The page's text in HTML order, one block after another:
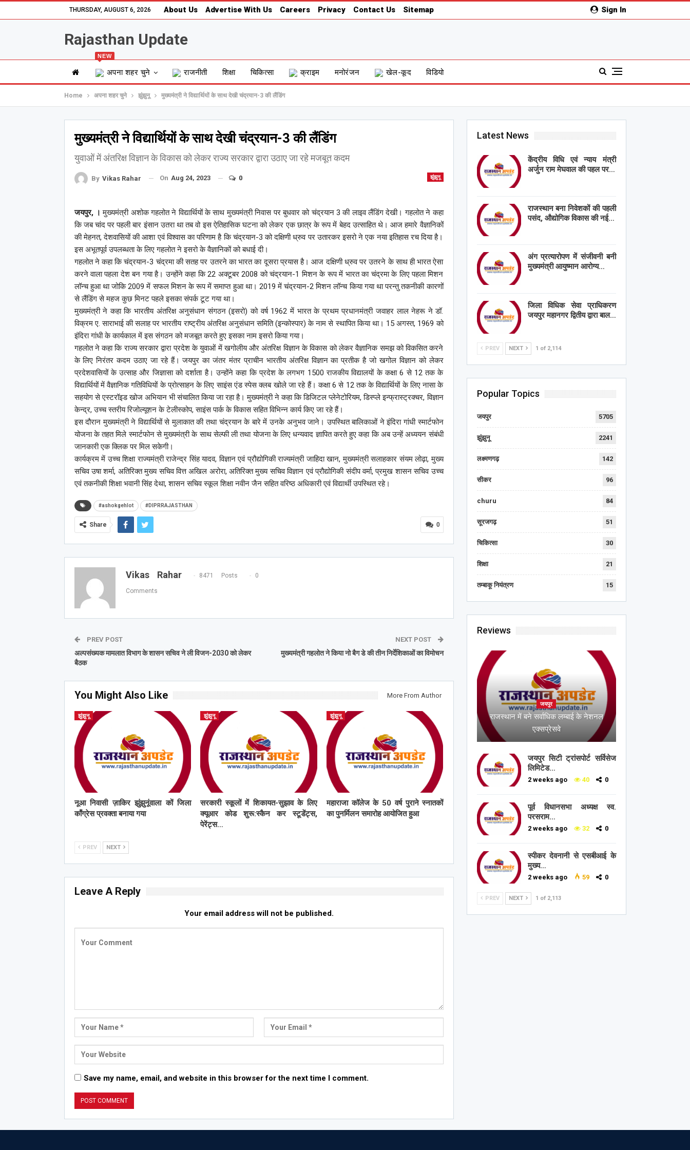
Sign In
THURSDAY, AUGUST 6, 2026 About Us Advertise With Us Careers Privacy Contact Us Sitemap
Rajasthan Update
अपना शहर चुने
NEW
राजनीती शिक्षा चिकित्सा क्राइम मनोरंजन खेल-कूद विडियो
Home अपना शहर चुने झुंझुनू मुख्यमंत्री ने विद्यार्थियों के साथ देखी चंद्रयान-3 की लैंडिंग
मुख्यमंत्री ने विद्यार्थियों के साथ देखी चंद्रयान-3 की लैंडिंग
युवाओं में अंतरिक्ष विज्ञान के विकास को लेकर राज्य सरकार द्वारा उठाए जा रहे मजबूत कदम
झुंझुनू
By Vikas Rahar On Aug 24, 2023 0
जयपुर, । मुख्यमंत्री अशोक गहलोत ने विद्यार्थियों के साथ मुख्यमंत्री निवास पर बुधवार को चंद्रयान 3 की लाइव लैंडिंग देखी। गहलोत ने कहा
कि जब चांद पर पहली बार इंसान उतरा था तब वो इस ऐतिहासिक घटना को लेकर एक छात्र के रूप में बेहद उत्साहित थे। आज हमारे वैज्ञानिकों
की मेहनत, देशवासियों की आशा एवं विश्वास का परिणाम है कि चंद्रयान-3 को दक्षिणी ध्रुव पर उतारकर इसरो ने एक नया इतिहास रच दिया है।
इस अभूतपूर्व उपलब्धता के लिए गहलोत ने इसरो के वैज्ञानिकों को बधाई दी।
गहलोत ने कहा कि चंद्रयान-3 चंद्रमा की सतह पर उतरने का भारत का दूसरा प्रयास है। आज दक्षिणी ध्रुव पर उतरने के साथ ही भारत ऐसा
करने वाला पहला देश बन गया है। उन्होंने कहा कि 22 अक्टूबर 2008 को चंद्रयान-1 मिशन के रूप में भारत का चंद्रमा के लिए पहला मिशन
लॉन्च हुआ था जोकि 2009 में सफल मिशन के रूप में समाप्त हुआ था। 2019 में चंद्रयान-2 मिशन लॉन्च किया गया था परन्तु तकनीकी कारणों
से लैंडिंग से महज कुछ मिनट पहले इसका संपर्क टूट गया था।
मुख्यमंत्री ने कहा कि भारतीय अंतरिक्ष अनुसंधान संगठन (इसरो) को वर्ष 1962 में भारत के प्रथम प्रधानमंत्री जवाहर लाल नेहरू ने डॉ.
विक्रम ए. साराभाई की सलाह पर भारतीय राष्ट्रीय अंतरिक्ष अनुसंधान समिति (इन्कोस्पार) के नाम से स्थापित किया था। 15 अगस्त, 1969 को
इंदिरा गांधी के कार्यकाल में इस संगठन को मजबूत करते हुए इसका नाम इसरो किया गया।
गहलोत ने कहा कि राज्य सरकार द्वारा प्रदेश के युवाओं में खगोलीय और अंतरिक्ष विज्ञान के विकास को लेकर वैज्ञानिक समझ को विकसित करने
के लिए निरंतर कदम उठाए जा रहे हैं। जयपुर का जंतर मंतर प्राचीन भारतीय अंतरिक्ष विज्ञान का प्रतीक है जो खगोल विज्ञान को लेकर
प्रदेशवासियों के उत्साह और जिज्ञासा को दर्शाता है। उन्होंने कहा कि प्रदेश के लगभग 1500 राजकीय विद्यालयों के कक्षा 6 से 12 तक के
विद्यार्थियों में वैज्ञानिक गतिविधियों के प्रोत्साहन के लिए साइंस एंड स्पेस क्लब खोले जा रहे हैं। कक्षा 6 से 12 तक के विद्यार्थियों के लिए नासा के
सहयोग से एस्टरॉइड खोज अभियान भी संचालित किया जा रहा है। मुख्यमंत्री ने कहा कि डिजिटल प्लेनेटोरियम, डिस्प्ले इन्फ्रास्ट्रक्चर, विज्ञान
केन्द्र, उच्च स्तरीय रिजोल्यूशन के टेलीस्कोप, साइंस पार्क के विकास सहित विभिन्न कार्य किए जा रहे हैं।
इस दौरान मुख्यमंत्री ने विद्यार्थियों से मुलाकात की तथा चंद्रयान के बारे में उनके अनुभव जाने। उपस्थित बालिकाओं ने इंदिरा गांधी स्मार्टफोन
योजना के तहत मिले स्मार्टफोन से मुख्यमंत्री के साथ सेल्फी ली तथा योजना के लिए धन्यवाद ज्ञापित करते हुए कहा कि अब उन्हें अध्ययन संबंधी
जानकारी एक क्लिक पर मिल सकेगी।
कार्यक्रम में उच्च शिक्षा राज्यमंत्री राजेन्द्र सिंह यादव, विज्ञान एवं प्रौद्योगिकी राज्यमंत्री जाहिदा खान, मुख्यमंत्री सलाहकार संयम लोढ़ा, मुख्य
सचिव उषा शर्मा, अतिरिक्त मुख्य सचिव वित्त अखिल अरोरा, अतिरिक्त मुख्य सचिव विज्ञान एवं प्रौद्योगिकी संदीप वर्मा, प्रमुख शासन सचिव उच्च
एवं तकनीकी शिक्षा भवानी सिंह देथा, शासन सचिव स्कूल शिक्षा नवीन जैन सहित वरिष्ठ अधिकारी एवं विद्यार्थी उपस्थित रहे।
#ashokgehlot #DIPRRAJASTHAN
0
Share
Vikas Rahar 8471 Posts 0
Comments
PREV POST
अल्पसंख्यक मामलात विभाग के शासन सचिव ने ली विजन-2030 को लेकर
बैठक
NEXT POST
मुख्यमंत्री गहलोत ने किया नो बैग डे की तीन निर्देशिकाओं का विमोचन
You Might Also Like More From Author
झुंझुनू
नूआ निवासी ज़ाकिर झुंझुनूंवाला कों जिला
काँग्रेस प्रवक्ता बनाया गया
झुंझुनू
सरकारी स्कूलों में शिकायत-सुझाव के लिए
क्यूआर कोड शुरू:स्कैन कर स्टूडेंट्स,
पेरेंट्स…
झुंझुनू
महाराजा कॉलेज के 50 वर्ष पुराने स्नातकों
का पुनर्मिलन समारोह आयोजित हुआ
PREV NEXT
Leave A Reply
Your email address will not be published.
Save my name, email, and website in this browser for the next time I comment.
Latest News
केंद्रीय विधि एवं न्याय मंत्री
अर्जुन राम मेघवाल की पहल पर…
राजस्थान बना निवेशकों की पहली
पसंद, औद्योगिक विकास की नई…
अंग प्रत्यारोपण में संजीवनी बनी
मुख्यमंत्री आयुष्मान आरोग्य…
जिला विधिक सेवा प्राधिकरण
जयपुर महानगर द्वितीय द्वारा बाल…
PREV NEXT 1 of 2,114
Popular Topics
जयपुर 5705
झुंझुनू 2241
लक्ष्मणगढ़ 142
सीकर 96
churu 84
सूरजगढ़ 51
चिकित्सा 30
शिक्षा 21
तम्बाकू नियंत्रण 15
Reviews
जयपुर
राजस्थान में बने सर्वाधिक लम्बाई के नेशनल
एक्सप्रेसवे
जयपुर सिटी ट्रांसपोर्ट सर्विसेज
लिमिटेड…
2 weeks ago 40 0
पूर्व विधानसभा अध्यक्ष स्व.
परसराम…
2 weeks ago 32 0
स्पीकर देवनानी से एसबीआई के
मुख्य…
2 weeks ago 59 0
PREV NEXT 1 of 2,113